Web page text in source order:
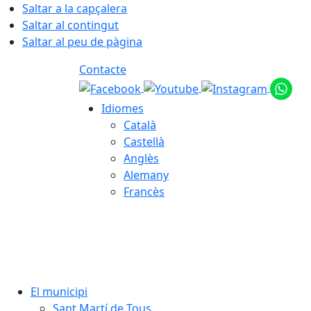
Saltar a la capçalera
Saltar al contingut
Saltar al peu de pàgina
Contacte
Idiomes
Català
Castellà
Anglès
Alemany
Francès
El municipi